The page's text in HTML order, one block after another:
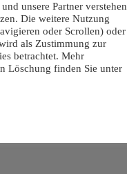
unsere Partner verstehen
Die weitere Nutzung
oder Scrollen) oder
als Zustimmung zur
betrachtet. Mehr
Löschung finden Sie unter